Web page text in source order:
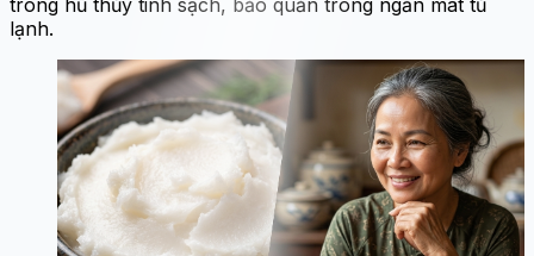
trong hũ thủy tinh sạch, bảo quản trong ngăn mát tủ
lạnh.